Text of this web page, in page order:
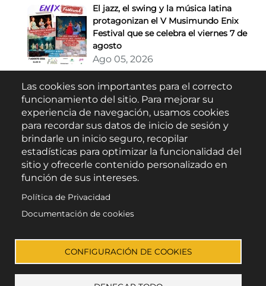
El jazz, el swing y la música latina
protagonizan el V Musimundo Enix
Festival que se celebra el viernes 7 de
agosto
Ago 05, 2026
Buscar
Las cookies son importantes para el correcto
funcionamiento del sitio. Para mejorar su
experiencia de navegación, usamos cookies
para recordar sus datos de inicio de sesión y
brindarle un inicio seguro, recopilar
estadísticas para optimizar la funcionalidad del
sitio y ofrecerle contenido personalizado en
función de sus intereses.
Política de Privacidad
Documentación de cookies
CONFIGURACIÓN DE COOKIES